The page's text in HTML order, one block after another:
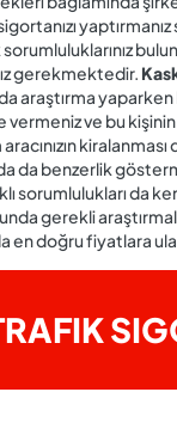
gerekmektedir.
araştırma
vermeniz ve bu
da benzerlik
sorumlulukları da
gerekli
en doğru fiyatlara